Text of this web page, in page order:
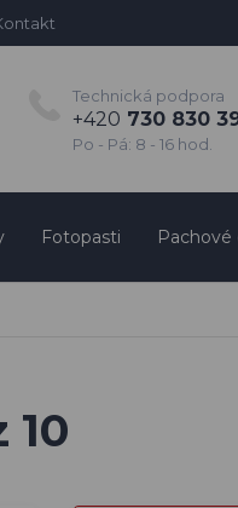
Technická podpora
+420 730 830
Po - Pá: 8 - 16 hod.
Fotopasti Pachové